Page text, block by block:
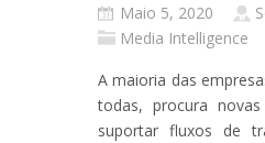
Maio 5, 2020
Media Intelligence
A maioria das
todas, procura
suportar fluxos de